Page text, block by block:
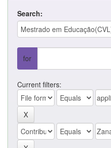
Search:
for
Current filters: